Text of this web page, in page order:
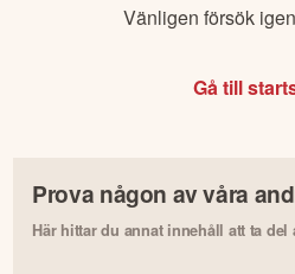
Vänligen försök
Gå till
Prova någon av våra
Här hittar du annat innehåll att ta